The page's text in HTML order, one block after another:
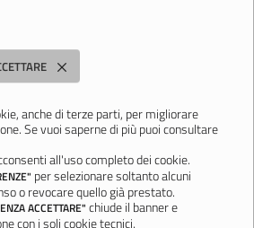
anche di terze parti, per migliorare
Se vuoi saperne di più puoi consultare
all'uso completo dei cookie.
per selezionare soltanto alcuni
o revocare quello già prestato.
ACCETTARE" chiude il banner e
con i soli cookie tecnici.
Socio-Commerciale-Artigianale "Cattaneo -
- PEC:
- C.F. 94177200360
29 Luglio 2026 ore 10:08